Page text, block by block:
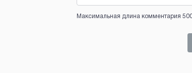
Максимальная длина комментария